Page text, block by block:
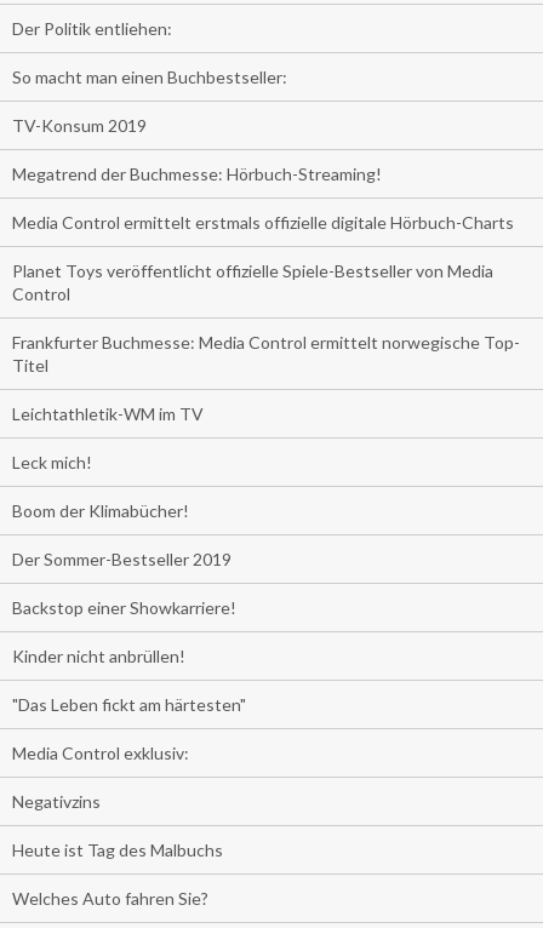
Der Politik entliehen:
So macht man einen Buchbestseller:
TV-Konsum 2019
Megatrend der Buchmesse: Hörbuch-Streaming!
Media Control ermittelt erstmals offizielle digitale Hörbuch-Charts
Planet Toys veröffentlicht offizielle Spiele-Bestseller von Media
Control
Frankfurter Buchmesse: Media Control ermittelt norwegische Top-
Titel
Leichtathletik-WM im TV
Leck mich!
Boom der Klimabücher!
Der Sommer-Bestseller 2019
Backstop einer Showkarriere!
Kinder nicht anbrüllen!
"Das Leben fickt am härtesten"
Media Control exklusiv:
Negativzins
Heute ist Tag des Malbuchs
Welches Auto fahren Sie?